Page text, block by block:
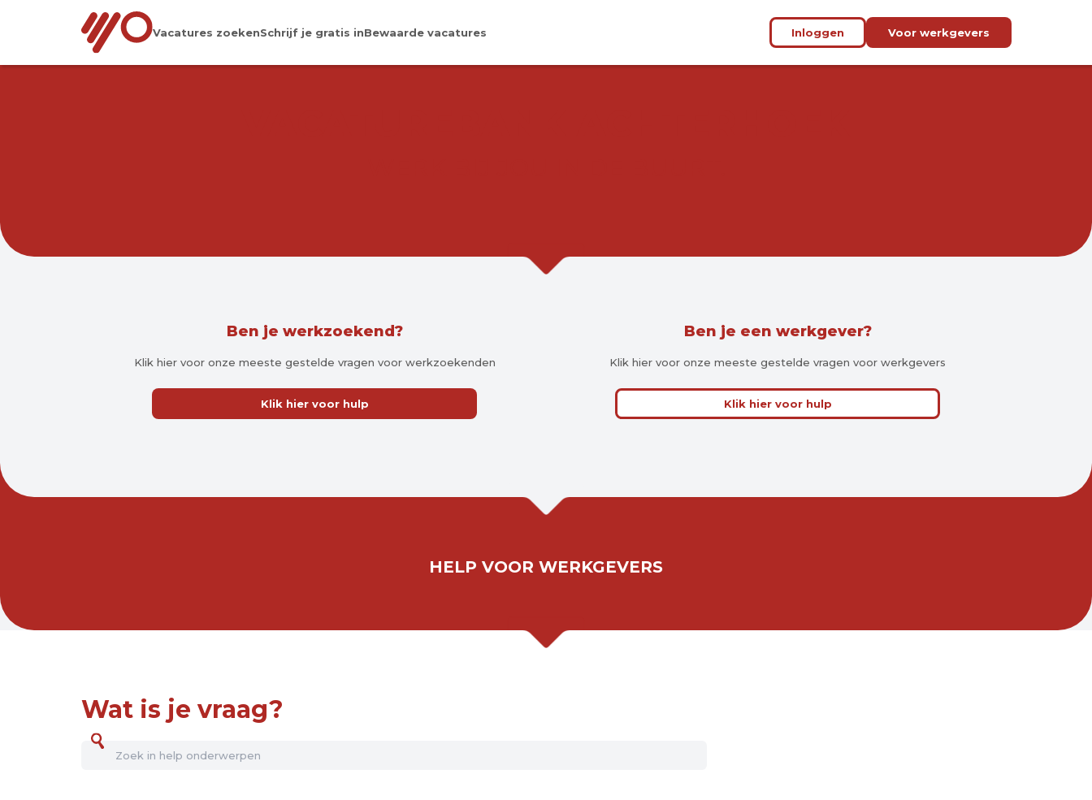
Vacatures zoekenSchrijf je gratis inBewaarde vacatures Inloggen Voor werkgevers
Ben je werkzoekend?
Klik hier voor onze meeste gestelde vragen voor werkzoekenden
Klik hier voor hulp
Ben je een werkgever?
Klik hier voor onze meeste gestelde vragen voor werkgevers
Klik hier voor hulp
HELP VOOR WERKGEVERS
Wat is je vraag?